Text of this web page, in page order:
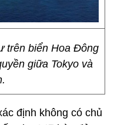
trên biển Hoa Đông
giữa Tokyo và
định không có chủ